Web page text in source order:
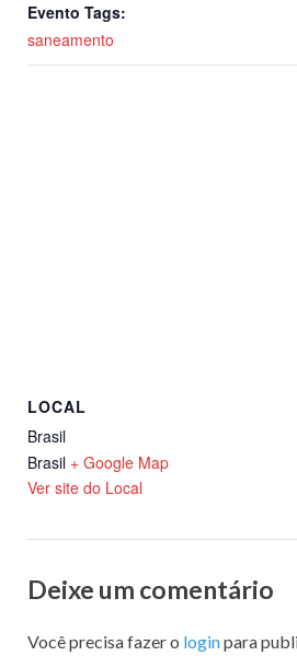
Evento Tags:
saneamento
LOCAL
Brasil
Brasil + Google Map
Ver site do Local
Deixe um comentário
Você precisa fazer o loginpara